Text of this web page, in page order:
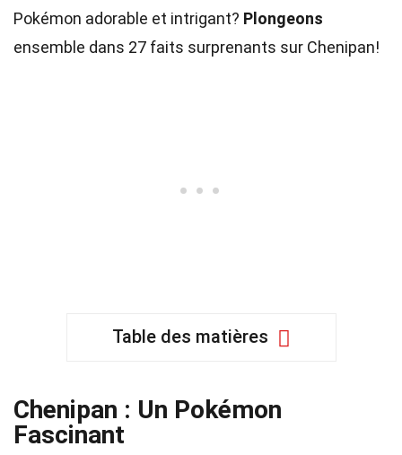
Pokémon adorable et intrigant? Plongeons
ensemble dans 27 faits surprenants sur Chenipan!
Table des matières
Chenipan : Un Pokémon
Fascinant